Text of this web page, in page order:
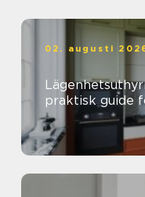
02. augusti
praktisk guide